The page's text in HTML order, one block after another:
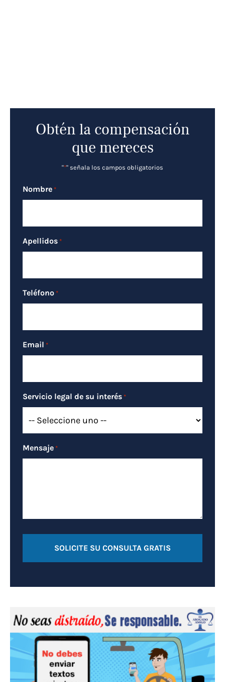
Obtén la compensación
que mereces
"*" señala los campos obligatorios
Nombre *
Apellidos *
Teléfono *
Email *
Servicio legal de su interés *
Mensaje *